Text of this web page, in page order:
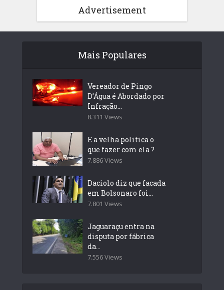
Advertisement
Mais Populares
Vereador de Pingo
D’Água é Abordado por
Infração...
8.311 Views
E a velha politica o
que fazer com ela ?
7.886 Views
Daciolo diz que facada
em Bolsonaro foi...
7.801 Views
Jaguaraçu entra na
disputa por fábrica
da...
7.556 Views